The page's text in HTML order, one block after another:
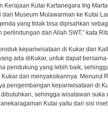
Kerajaan Kutai Kartanegara Ing
Museum Mulawarman ke Kutai
yang tidak bisa dipisahkan
dari Allah SWT,” kata
kepariwisataan di Kukar dan
ada diKukar, untuk dapat
pendukung yang lebih baik,
dan menyaksikannya. Menurut
pengembangan kepariwisataan di
sehingga wisatawan suka
Kutai yaitu dari sisi